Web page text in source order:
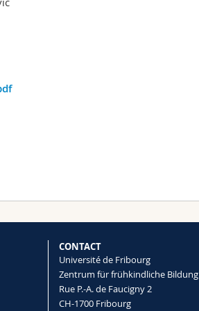
CONTACT
Université de Fribourg
Zentrum für frühkindliche Bildung
Rue P.-A. de Faucigny 2
CH-1700 Fribourg